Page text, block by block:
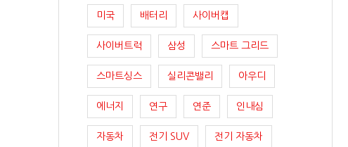
미국 배터리 사이버캡
사이버트럭 삼성 스마트 그리드
스마트싱스 실리콘밸리 아우디
에너지 연구 연준 인내심
자동차 전기 SUV 전기 자동차